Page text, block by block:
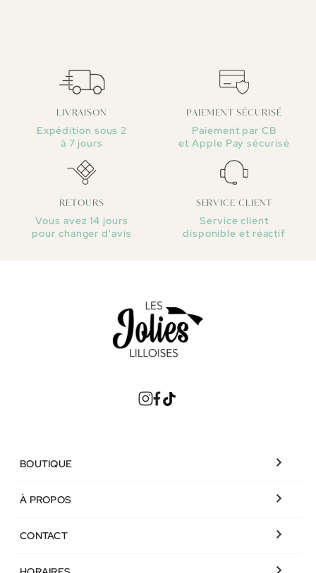
LIVRAISON
Expédition sous 2
à 7 jours
PAIEMENT SÉCURISÉ
Paiement par CB
et Apple Pay sécurisé
RETOURS
Vous avez 14 jours
pour changer d'avis
SERVICE CLIENT
Service client
disponible et réactif
BOUTIQUE 
À PROPOS 
CONTACT 